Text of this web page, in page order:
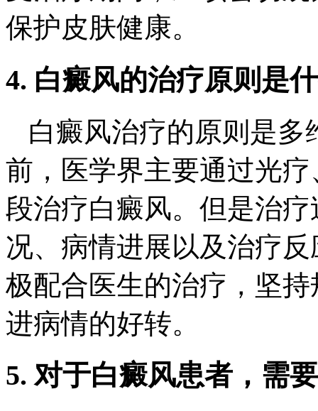
保护皮肤健康。
4. 白癜风的治疗原则是
白癜风治疗的原则是
前，医学界主要通过光
段治疗白癜风。但是治
况、病情进展以及治疗
极配合医生的治疗，坚
进病情的好转。
5. 对于白癜风患者，需